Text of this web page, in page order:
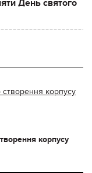
День святого
корпусу